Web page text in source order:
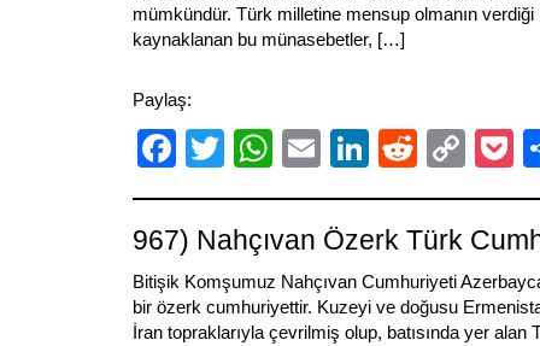
mümkündür. Türk milletine mensup olmanın
kaynaklanan bu münasebetler, […]
Paylaş:
Facebook
TwitterWhatsApp
EmailLinkedIn
Reddit
Link
967) Nahçıvan Özerk Türk
Bitişik Komşumuz Nahçıvan Cumhuriyeti
bir özerk cumhuriyettir. Kuzeyi ve doğusu
İran topraklarıyla çevrilmiş olup, batısında yer alan